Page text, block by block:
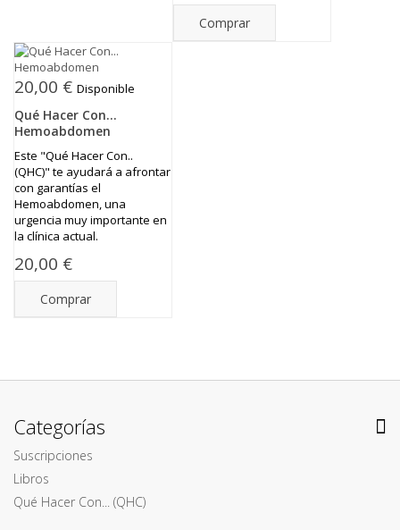
Comprar
20,00 € Disponible
Qué Hacer Con...
Hemoabdomen
Este "Qué Hacer Con..
(QHC)" te ayudará a afrontar
con garantías el
Hemoabdomen, una
urgencia muy importante en
la clínica actual.
20,00 €
Comprar
Categorías
Suscripciones
Libros
Qué Hacer Con... (QHC)